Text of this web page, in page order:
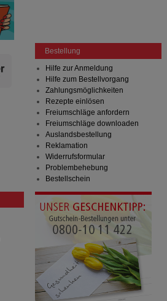
Bestellung
Hilfe zur Anmeldung
Hilfe zum Bestellvorgang
Zahlungsmöglichkeiten
Rezepte einlösen
Freiumschläge anfordern
Freiumschläge downloaden
Auslandsbestellung
Reklamation
Widerrufsformular
Problembehebung
Bestellschein